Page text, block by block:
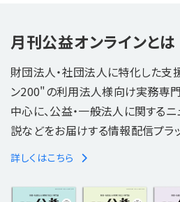
月刊公益オンラインとは
財団法人・社団法人に特化した支
ン200"の利用法人様向け実務専門
中心に、公益・一般法人に関する
説などをお届けする情報配信プラッ
詳しくはこちら